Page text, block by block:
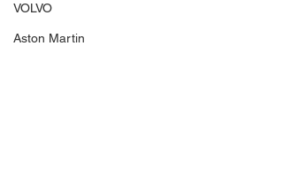
VOLVO
Aston Martin